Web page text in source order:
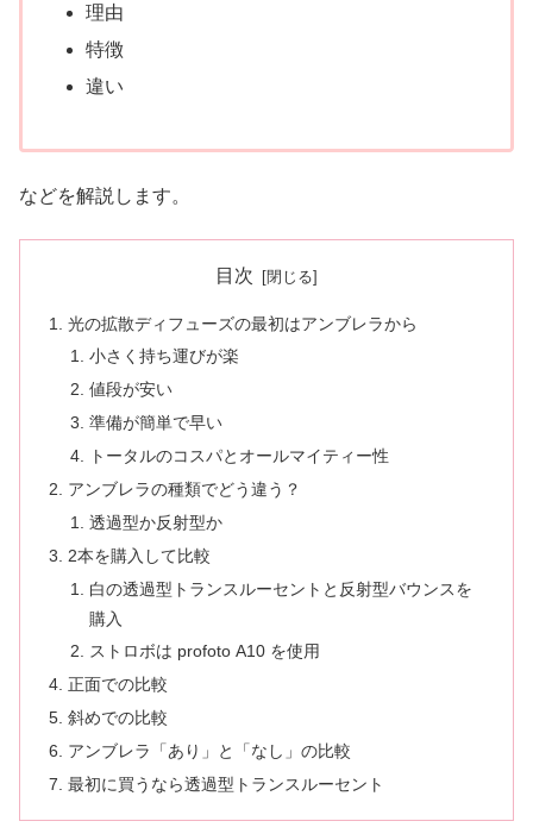
理由
特徴
違い
などを解説します。
目次
光の拡散ディフューズの最初はアンブレラから
小さく持ち運びが楽
値段が安い
準備が簡単で早い
トータルのコスパとオールマイティー性
アンブレラの種類でどう違う？
透過型か反射型か
2本を購入して比較
白の透過型トランスルーセントと反射型バウンスを
購入
ストロボは profoto A10 を使用
正面での比較
斜めでの比較
アンブレラ「あり」と「なし」の比較
最初に買うなら透過型トランスルーセント